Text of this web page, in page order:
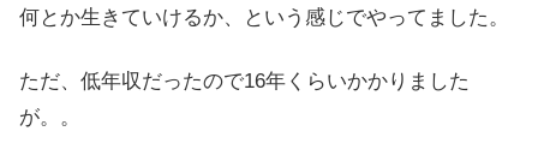
何とか生きていけるか、という感じでやってました。
ただ、低年収だったので16年くらいかかりました
が。。